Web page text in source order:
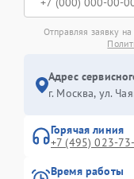
Отправляя заявку
Адрес
г. Москва, ул.
Горячая линия
+7 (495) 023-
Время работы